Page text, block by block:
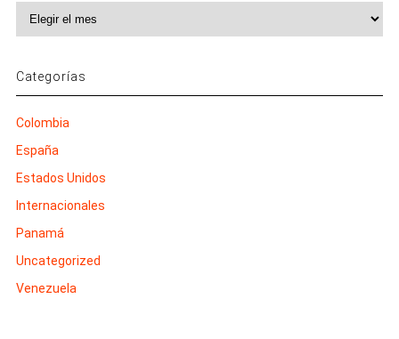
Categorías
Colombia
España
Estados Unidos
Internacionales
Panamá
Uncategorized
Venezuela